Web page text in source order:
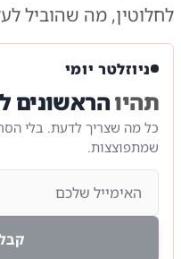
לחלוטין, מה שהוביל לעלייה של כ-
ניוזלטר יומי
תהיוהראשונים
כל מה שצריך לדעת. בלי
שמתפוצצות.